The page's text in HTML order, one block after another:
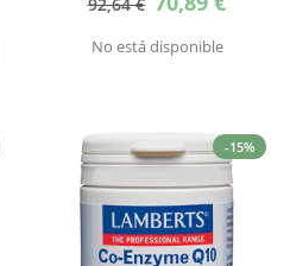
especial
No está disponible
-15%